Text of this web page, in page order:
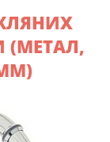
(МЕТАЛ,